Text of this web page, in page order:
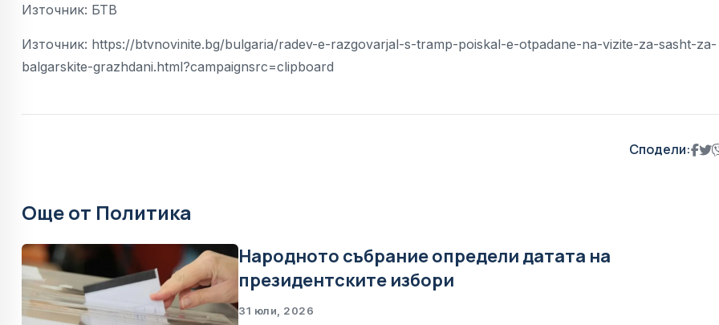
Източник: БТВ
Източник: https://btvnovinite.bg/bulgaria/radev-e-razgovarjal-s-tramp-poiskal-e-otpadane-na-vizite-za-sasht-za-
balgarskite-grazhdani.html?campaignsrc=clipboard
Сподели:
Още от Политика
Народното събрание определи датата на
президентските избори
31 юли, 2026